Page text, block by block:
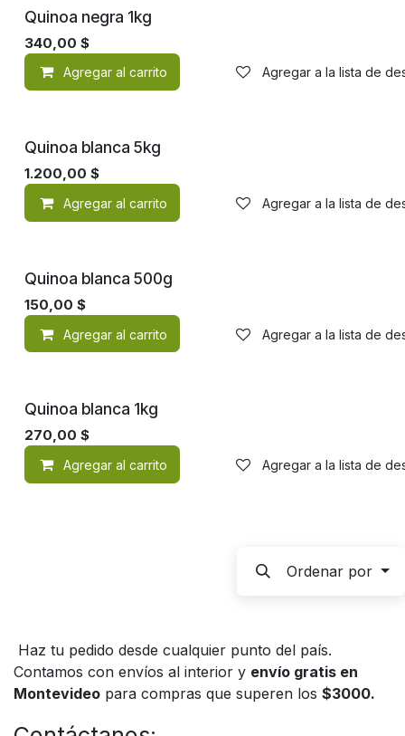
Quinoa negra 1kg
340,00 $
Agregar al carrito Agregar a la lista de
Quinoa blanca 5kg
1.200,00 $
Agregar al carrito Agregar a la lista de
Quinoa blanca 500g
150,00 $
Agregar al carrito Agregar a la lista de
Quinoa blanca 1kg
270,00 $
Agregar al carrito Agregar a la lista de
Ordenar por
Haz tu pedido desde cualquier punto del país.
Contamos con envíos al interior y envío gratis en
Montevideo para compras que superen los $3000.